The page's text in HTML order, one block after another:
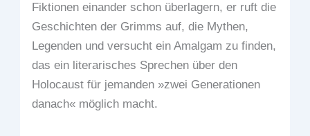
Fiktionen einander schon überlagern, er ruft die
Geschichten der Grimms auf, die Mythen,
Legenden und versucht ein Amalgam zu finden,
das ein literarisches Sprechen über den
Holocaust für jemanden »zwei Generationen
danach« möglich macht.